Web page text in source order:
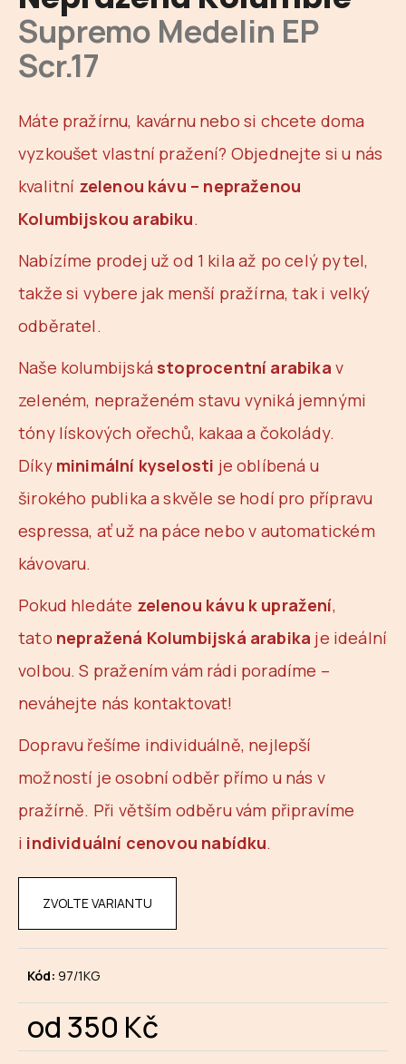
0,0
z
5
hvězdiček.
Supremo Medelin EP
Scr.17
Máte pražírnu, kavárnu nebo si chcete doma
vyzkoušet vlastní pražení? Objednejte si u nás
kvalitní zelenou kávu – nepraženou
Kolumbijskou arabiku.
Nabízíme prodej už od 1 kila až po celý pytel,
takže si vybere jak menší pražírna, tak i velký
odběratel.
Naše kolumbijská stoprocentní arabika v
zeleném, nepraženém stavu vyniká jemnými
tóny lískových ořechů, kakaa a čokolády.
Díky minimální kyselosti je oblíbená u
širokého publika a skvěle se hodí pro přípravu
espressa, ať už na páce nebo v automatickém
kávovaru.
Pokud hledáte zelenou kávu k upražení,
tato nepražená Kolumbijská arabika je ideální
volbou. S pražením vám rádi poradíme –
neváhejte nás kontaktovat!
Dopravu řešíme individuálně, nejlepší
možností je osobní odběr přímo u nás v
pražírně. Při větším odběru vám připravíme
i individuální cenovou nabídku.
ZVOLTE VARIANTU
Kód: 97/1KG
od 350 Kč
Měrná
a
j
í
?
HLEDAT
D
p
r
č
u
e
m
e
ESPRESSO
ROBUSTY
ARABIKOU
(SILNĚJŠÍ)
Kč